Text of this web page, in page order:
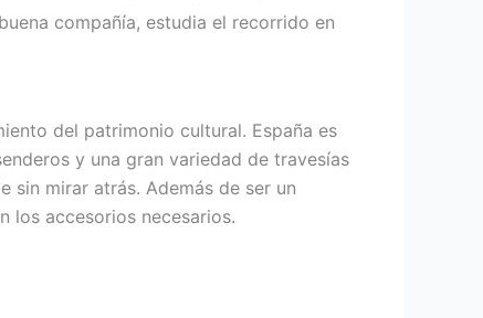
compañía, estudia el recorrido en
del patrimonio cultural. España es
y una gran variedad de travesías
sin mirar atrás. Además de ser un
los accesorios necesarios.